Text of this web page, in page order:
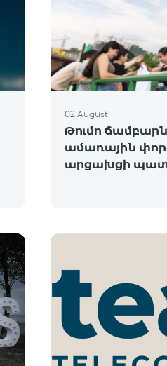
02 August
Թումո
ամառային
արցախցի